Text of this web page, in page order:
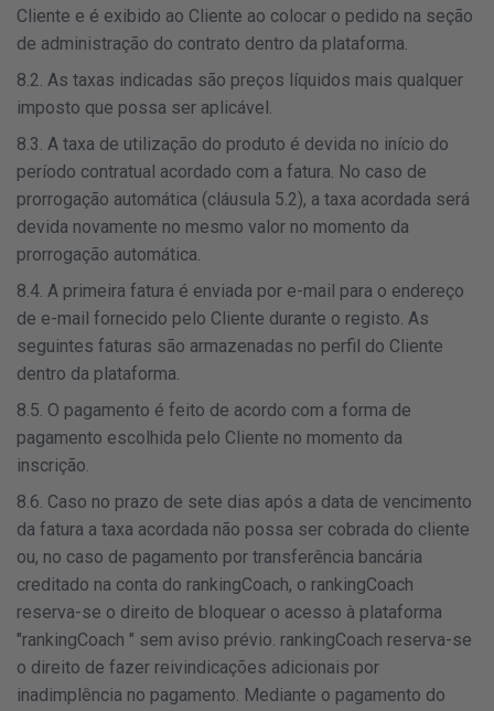
Cliente e é exibido ao Cliente ao colocar o pedido na seção
de administração do contrato dentro da plataforma.
8.2. As taxas indicadas são preços líquidos mais qualquer
imposto que possa ser aplicável.
8.3. A taxa de utilização do produto é devida no início do
período contratual acordado com a fatura. No caso de
prorrogação automática (cláusula 5.2), a taxa acordada será
devida novamente no mesmo valor no momento da
prorrogação automática.
8.4. A primeira fatura é enviada por e-mail para o endereço
de e-mail fornecido pelo Cliente durante o registo. As
seguintes faturas são armazenadas no perfil do Cliente
dentro da plataforma.
8.5. O pagamento é feito de acordo com a forma de
pagamento escolhida pelo Cliente no momento da
inscrição.
8.6. Caso no prazo de sete dias após a data de vencimento
da fatura a taxa acordada não possa ser cobrada do cliente
ou, no caso de pagamento por transferência bancária
creditado na conta do rankingCoach, o rankingCoach
reserva-se o direito de bloquear o acesso à plataforma
"rankingCoach " sem aviso prévio. rankingCoach reserva-se
o direito de fazer reivindicações adicionais por
inadimplência no pagamento. Mediante o pagamento do